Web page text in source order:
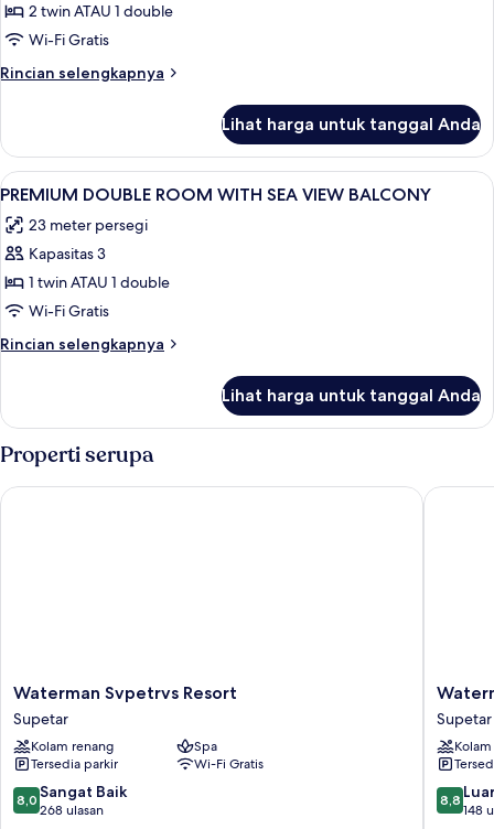
PREMIUM
DOUBLE
ROOM
2 twin ATAU 1 double
Wi-Fi Gratis
Rincian selengkapnya
Rincian
PREMIUM
DOUBLE
ROOM
Lihat harga untuk tanggal Anda
Lihat
semua
foto
untuk
PREMIUM
DOUBLE
ROOM
WITH
VIEW
BALCONY
Minibar, brankas, meja kerja, dan Wi-
5
PREMIUM DOUBLE ROOM WITH SEA VIEW BALCONY
23 meter persegi
Kapasitas 3
1 twin ATAU 1 double
Wi-Fi Gratis
Rincian selengkapnya
Rincian
PREMIUM
DOUBLE
ROOM
WITH
SEA
Lihat harga untuk tanggal Anda
Properti serupa
Waterman
Svpetrvs
Resort
Supetar
Waterman Svpetrvs Resort
Supetar
Kolam renang
Spa
Tersedia parkir
Wi-Fi Gratis
8.0
dari
8,0 Sangat Baik
268 ulasan
Waterman Svpetrvs Resort
Beach
Village
Supetar
Supetar
8.8
dari
8,8
148